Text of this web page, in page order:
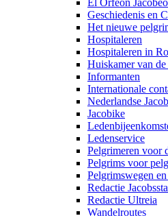
El Orfeón
Geschiedenis en
Het nieuwe
Hospitaleren
Hospitaleren in
Huiskamer van
Informanten
Internationale
Nederlandse
Jacobike
Ledenservice
Pelgrimeren voor
Pelgrims voor
Pelgrimswegen
Redactie
Redactie Ultreia
Wandelroutes